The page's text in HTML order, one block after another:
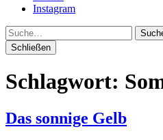
Instagram
Suche
Schließen
Schlagwort:
Das sonnige Gelb